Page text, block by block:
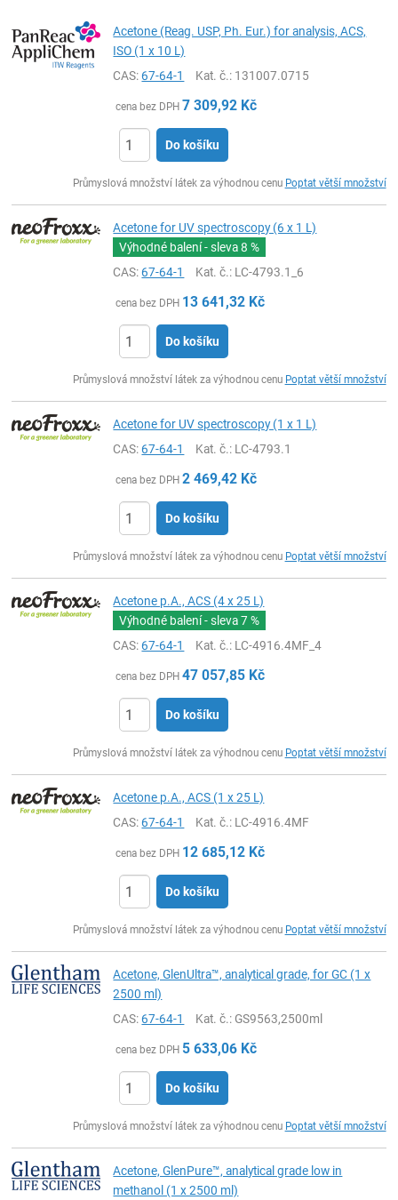
Acetone (Reag. USP, Ph. Eur.) for analysis, ACS,
ISO (1 x 10 L)
CAS:67-64-1 Kat. č.: 131007.0715
cena bez DPH 7 309,92 Kč
Do košíku
Průmyslová množství látek za výhodnou cenu Poptat větší množství
Acetone for UV spectroscopy (6 x 1 L)
Výhodné balení - sleva8 %
CAS:67-64-1 Kat. č.: LC-4793.1_6
cena bez DPH 13 641,32 Kč
Do košíku
Průmyslová množství látek za výhodnou cenu Poptat větší množství
Acetone for UV spectroscopy (1 x 1 L)
CAS:67-64-1 Kat. č.: LC-4793.1
cena bez DPH 2 469,42 Kč
Do košíku
Průmyslová množství látek za výhodnou cenu Poptat větší množství
Acetone p.A., ACS (4 x 25 L)
Výhodné balení - sleva7 %
CAS:67-64-1 Kat. č.: LC-4916.4MF_4
cena bez DPH 47 057,85 Kč
Do košíku
Průmyslová množství látek za výhodnou cenu Poptat větší množství
Acetone p.A., ACS (1 x 25 L)
CAS:67-64-1 Kat. č.: LC-4916.4MF
cena bez DPH 12 685,12 Kč
Do košíku
Průmyslová množství látek za výhodnou cenu Poptat větší množství
Acetone, GlenUltra™, analytical grade, for GC (1 x
2500 ml)
CAS:67-64-1 Kat. č.: GS9563,2500ml
cena bez DPH 5 633,06 Kč
Do košíku
Průmyslová množství látek za výhodnou cenu Poptat větší množství
Acetone, GlenPure™, analytical grade low in
methanol (1 x 2500 ml)